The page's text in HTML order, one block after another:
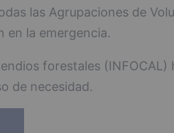
las Agrupaciones de
en la emergencia.
forestales (INFOCAL)
de necesidad.